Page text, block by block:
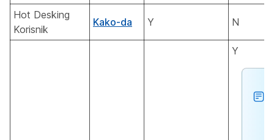
Hot Desking
Korisnik
Kako-da Y N
Y